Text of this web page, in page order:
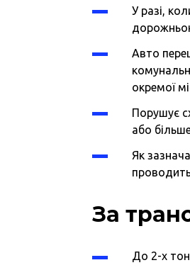
У разі,
Авто
окремої
Порушує
або
Як
За
До 2-х